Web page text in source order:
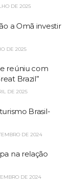
DE 2025
a Omã investir
DE 2025
reúniu com
Brazil”
DE 2025
Brasil-
DE 2024
na relação
DE 2024